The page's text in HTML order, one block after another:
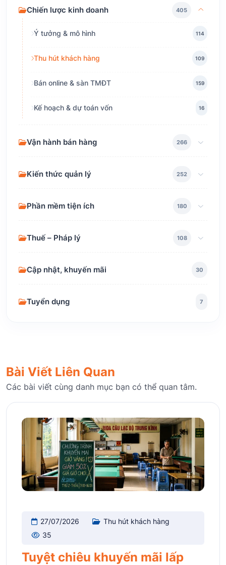
Chiến lược kinh doanh 405
Ý tưởng & mô hình 114
Thu hút khách hàng 109
Bán online & sàn TMĐT 159
Kế hoạch & dự toán vốn 16
Vận hành bán hàng 266
Kiến thức quản lý 252
Phần mềm tiện ích 180
Thuế – Pháp lý 108
Cập nhật, khuyến mãi 30
Tuyển dụng 7
Bài Viết Liên Quan
Các bài viết cùng danh mục bạn có thể quan tâm.
27/07/2026
Thu hút khách hàng
35
Tuyệt chiêu khuyến mãi lấp